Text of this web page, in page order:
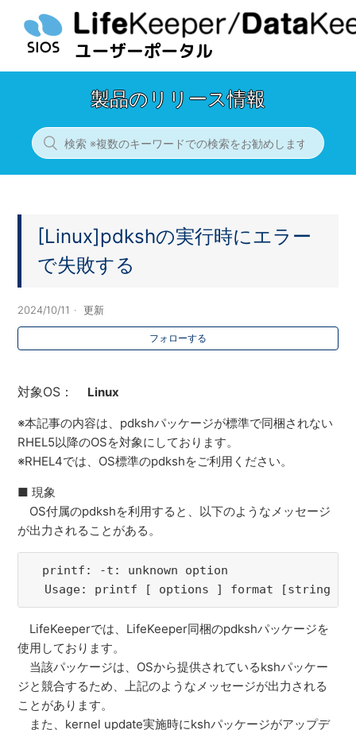
製品のリリース情報
[Linux]pdkshの実行時にエラー
で失敗する
2024/10/11 更新
フォローする
対象OS： Linux
※本記事の内容は、pdkshパッケージが標準で同梱されない
RHEL5以降のOSを対象にしております。
※RHEL4では、OS標準のpdkshをご利用ください。
■ 現象
OS付属のpdkshを利用すると、以下のようなメッセージ
が出力されることがある。
printf: -t: unknown option
  Usage: printf [ options ] format [string …]
LifeKeeperでは、LifeKeeper同梱のpdkshパッケージを
使用しております。
当該パッケージは、OSから提供されているkshパッケー
ジと競合するため、上記のようなメッセージが出力される
ことがあります。
また、kernel update実施時にkshパッケージがアップデ